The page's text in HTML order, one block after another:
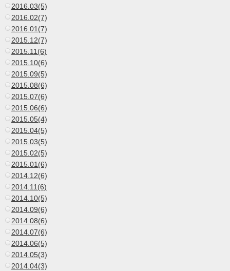
2016.03(5)
2016.02(7)
2016.01(7)
2015.12(7)
2015.11(6)
2015.10(6)
2015.09(5)
2015.08(6)
2015.07(6)
2015.06(6)
2015.05(4)
2015.04(5)
2015.03(5)
2015.02(5)
2015.01(6)
2014.12(6)
2014.11(6)
2014.10(5)
2014.09(6)
2014.08(6)
2014.07(6)
2014.06(5)
2014.05(3)
2014.04(3)